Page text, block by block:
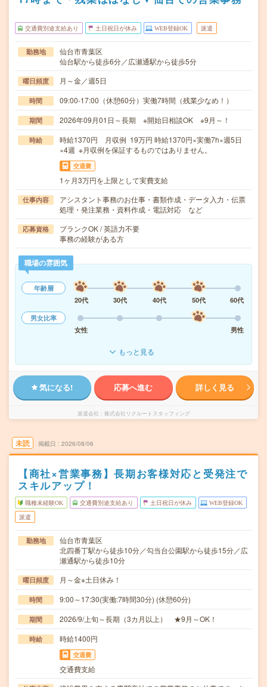
交通費別途支給あり 土日祝日が休み WEB登録OK 派遣
勤務地
仙台市青葉区
仙台駅から徒歩6分／広瀬通駅から徒歩5分
曜日頻度 月～金／週5日
時間 09:00-17:00（休憩60分）実働7時間（残業少なめ！）
期間 2026年09月01日～長期 ※開始日相談OK ※9月～！
時給
時給1370円 月収例 19万円 時給1370円×実働7h×週5日
×4週 ※月収例を保証するものではありません。
交通費
1ヶ月3万円を上限として実費支給
仕事内容
アシスタント事務のお仕事・書類作成・データ入力・伝票
処理・発注業務・資料作成・電話対応 など
応募資格
ブランクOK / 英語力不要
事務の経験がある方
職場の雰囲気
年齢層
20代
30代 40代 50代
60代
男女比率
女性
男性
もっと見る
気になる! 応募へ進む 詳しく見る
派遣会社 株式会社リクルートスタッフィング
未読 掲載日 2026/08/06
【商社×営業事務】長期お客様対応と受発注で
スキルアップ！
職種未経験OK 交通費別途支給あり 土日祝日が休み WEB登録OK
派遣
勤務地
仙台市青葉区
北四番丁駅から徒歩10分／勾当台公園駅から徒歩15分／広
瀬通駅から徒歩10分
曜日頻度 月～金※土日休み！
時間 9:00～17:30(実働:7時間30分) (休憩60分)
期間 2026/9/上旬～長期（3カ月以上） ★9月～OK！
時給 時給1400円
交通費
交通費支給